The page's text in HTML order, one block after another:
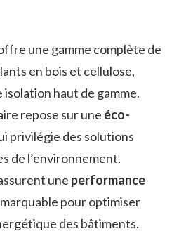
une gamme complète de
en bois et cellulose,
isolation haut de gamme.
repose sur une éco-
privilégie des solutions
de l’environnement.
une performance
pour optimiser
des bâtiments.